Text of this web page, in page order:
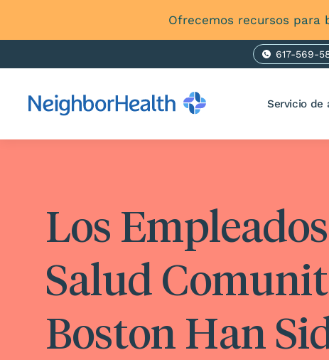
Ofrecemos recursos para
617-569-
Servicio de
Los
Salud
Boston Han